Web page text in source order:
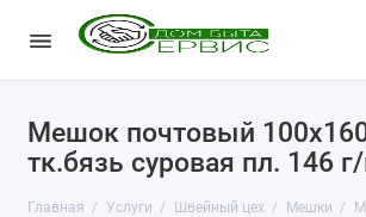
Мешок почтовый
тк.бязь суровая пл. 146
Главная Услуги Швейный цех Мешки